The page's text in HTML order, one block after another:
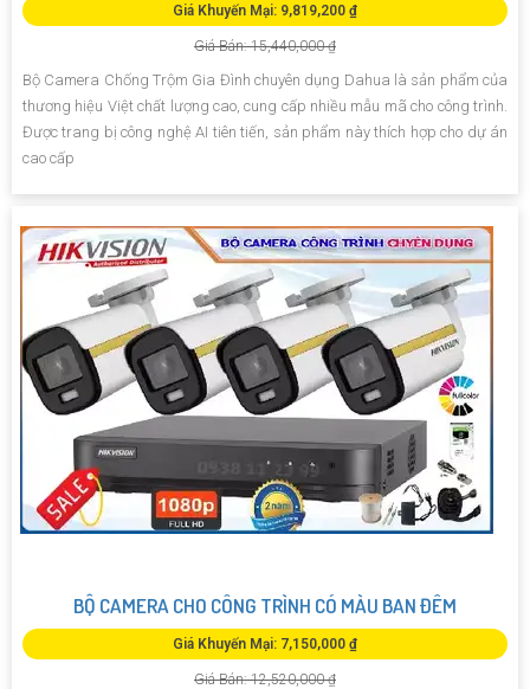
Giá Khuyến Mại: 9,819,200 ₫
Giá Bán: 15,440,000 ₫
Bộ Camera Chống Trộm Gia Đình chuyên dụng Dahua là sản phẩm của
thương hiệu Việt chất lượng cao, cung cấp nhiều mẫu mã cho công trình.
Được trang bị công nghệ AI tiên tiến, sản phẩm này thích hợp cho dự án
cao cấp
BỘ CAMERA CHO CÔNG TRÌNH CÓ MÀU BAN ĐÊM
Giá Khuyến Mại: 7,150,000 ₫
Giá Bán: 12,520,000 ₫